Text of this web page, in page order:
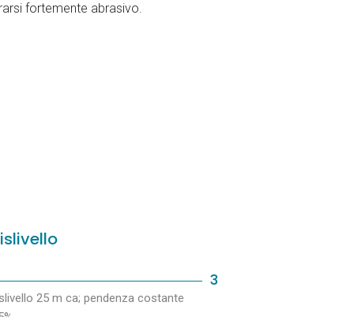
fortemente abrasivo.
3
25 m ca; pendenza costante